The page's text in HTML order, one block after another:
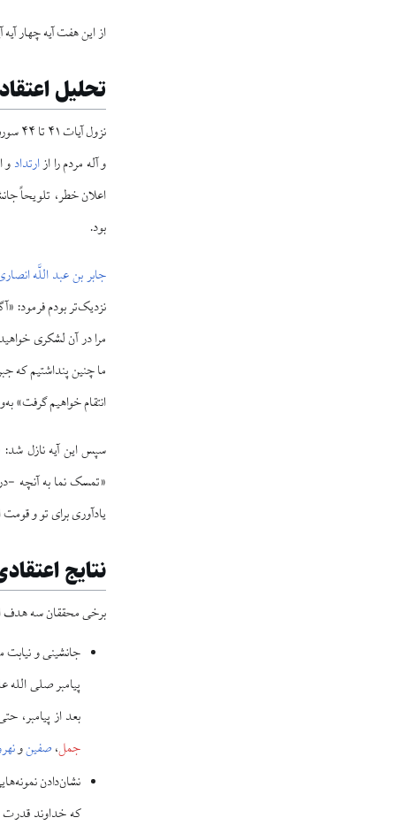
از این هفت آیه چهار آیه آیات ۴۱ تا ۴۴ سوره زخرف بود و بقیه
تحلیل
و آله مردم را ازارتدادو
اعلان خطر، تلویحاً
بود.
جابر بن عبد اللَّه
نزدیک‌تر بودم فرمود:
مرا در آن لشکری
ما چنین پنداشتیم که
انتقام خواهیم گرفت»
سپس این آیه نازل شد:
«تمسک نما به آنچه -
یادآوری برای تو و
نتایج
برخی محققان سه هدف از آیات نازل‌شده ۴۱ تا ۴۴
جانشینی و نیابت
بعد از پیامبر،
جمل،صفینو
نشان‌دادن
که خداوند قدرت